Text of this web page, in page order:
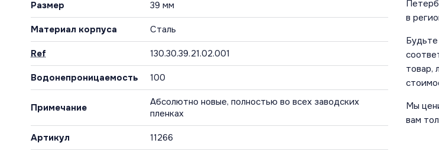
Размер 39 мм
Материал корпуса Сталь
Ref 130.30.39.21.02.001
Водонепроницаемость 100
Примечание
Абсолютно новые, полностью во всех заводских
пленках
Артикул 11266
в
товар,
Мы
вам